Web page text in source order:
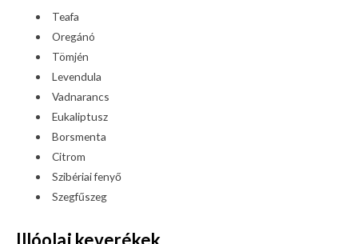
Teafa
Oregánó
Tömjén
Levendula
Vadnarancs
Eukaliptusz
Borsmenta
Citrom
Szibériai fenyő
Szegfűszeg
Illóolaj keverékek